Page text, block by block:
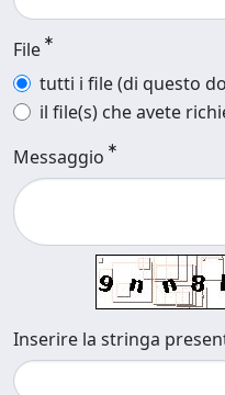
File
tutti i file (di questo
il file(s) che avete
Messaggio
Inserire la stringa